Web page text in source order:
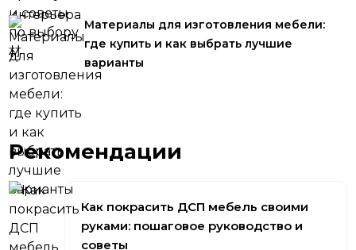
Материалы для изготовления мебели:
где купить и как выбрать лучшие
варианты
Рекомендации
Как покрасить ДСП мебель своими
руками: пошаговое руководство и
советы